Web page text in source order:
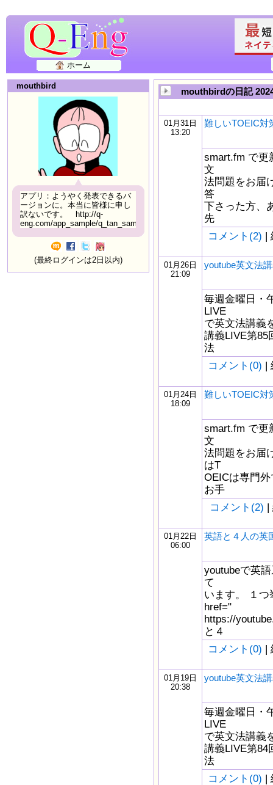
ホーム
mouthbird
アプリ：ようやく発表できるバ
ージョンに。本当に皆様に申し
訳ないです。 http://q-
eng.com/app_sample/q_tan_sample06.html
(最終ログインは2日以内)
mouthbirdの日記
01月31日
13:20
難しいTOEIC対
smart.fm で更
文
法問題をお届
答
下さった方、
先
コメント(2) |
01月26日
21:09
youtube英文法
毎週金曜日・
LIVE
で英文法講義
講義LIVE第85
法
コメント(0) |
01月24日
18:09
難しいTOEIC対
smart.fm で更
文
法問題をお届
はT
OEICは専門
お手
コメント(2) |
01月22日
06:00
英語と４人の英
youtubeで英
て
います。 １つ
href="
https://
と４
コメント(0) |
01月19日
20:38
youtube英文法
毎週金曜日・
LIVE
で英文法講義
講義LIVE第84
法
コメント(0) |